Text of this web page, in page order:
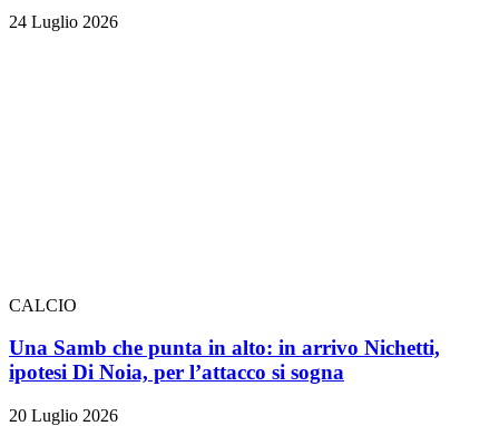
24 Luglio 2026
CALCIO
Una Samb che punta in alto: in arrivo Nichetti,
ipotesi Di Noia, per l’attacco si sogna
20 Luglio 2026